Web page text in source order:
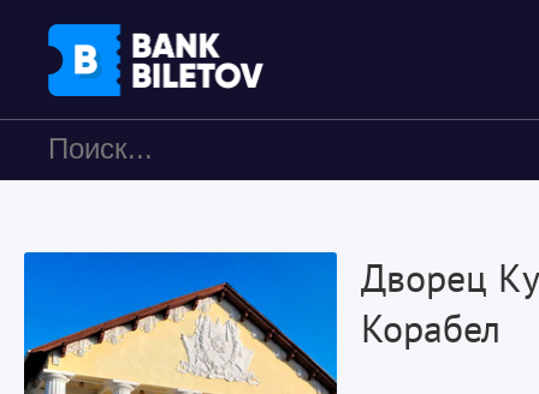
Дворец
Корабел